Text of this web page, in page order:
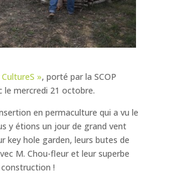
», porté par la SCOP
le mercredi 21 octobre.
en permaculture qui a vu le
y étions un jour de grand vent
key hole garden, leurs butes de
M. Chou-fleur et leur superbe
!